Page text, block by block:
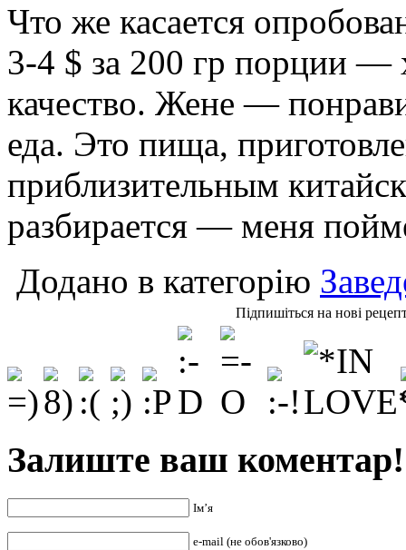
Что же касается
3-4 $ за 200 гр порции —
качество. Жене —
еда. Это пища,
приблизительным
разбирается — меня
Додано в категорію
Підпишіться на нові
Залиште ваш коментар!
Ім’я
e-mail (не обов'язково)